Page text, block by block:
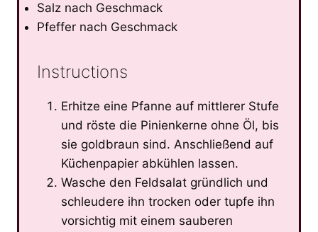
Salz nach Geschmack
Pfeffer nach Geschmack
Instructions
Erhitze eine Pfanne auf mittlerer Stufe
und röste die Pinienkerne ohne Öl, bis
sie goldbraun sind. Anschließend auf
Küchenpapier abkühlen lassen.
Wasche den Feldsalat gründlich und
schleudere ihn trocken oder tupfe ihn
vorsichtig mit einem sauberen